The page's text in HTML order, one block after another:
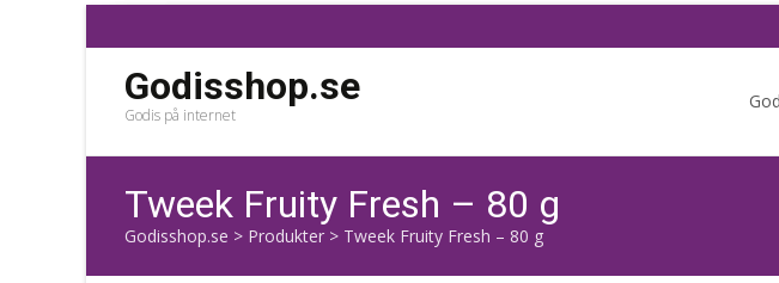
Godisshop.se
Godis på internet
Tweek Fruity Fresh – 80 g
Godisshop.se > Produkter > Tweek Fruity Fresh – 80 g